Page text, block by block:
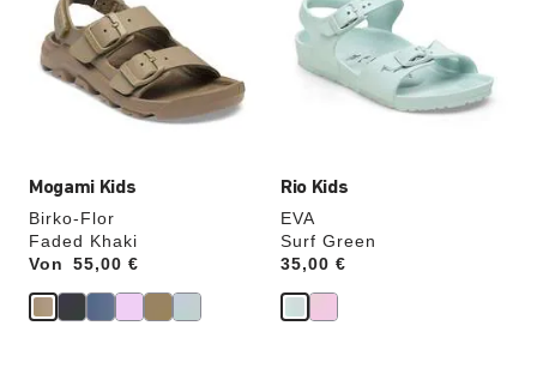
Mogami Kids
Birko-Flor
Faded Khaki
Von
Price:55,00 €
Farben
werden
die
Produktbilder
aktualisiert.
Rio Kids
EVA
Surf Green
Price:
35,00 €
Farben
werden
die
Produktbilder
aktualisiert.